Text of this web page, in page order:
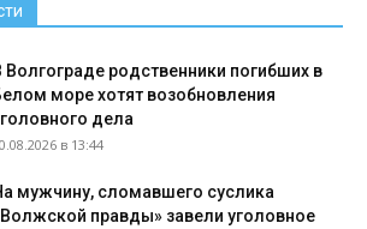
Волгограде родственники погибших в
море хотят возобновления
дела
в 13:44
мужчину, сломавшего суслика
правды» завели уголовное